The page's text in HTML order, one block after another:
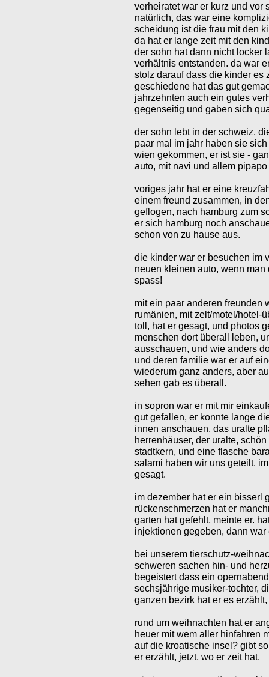
verheiratet war er kurz und vor
natürlich, das war eine
scheidung ist die frau mit den
da hat er lange zeit mit den
der sohn hat dann nicht locker
verhältnis entstanden. da war
stolz darauf dass die kinder es
geschiedene hat das gut
jahrzehnten auch ein gutes
gegenseitig und gaben sich
der sohn lebt in der schweiz,
paar mal im jahr haben sie
wien gekommen, er ist sie -
auto, mit navi und allem
voriges jahr hat er eine
einem freund zusammen, in
geflogen, nach hamburg zum
er sich hamburg noch
schon von zu hause aus.
die kinder war er besuchen im
neuen kleinen auto, wenn
spass!
mit ein paar anderen freunden
rumänien, mit zelt/motel/hotel-
toll, hat er gesagt, und photos
menschen dort überall leben,
ausschauen, und wie anders
und deren familie war er auf
wiederum ganz anders, aber
sehen gab es überall.
in sopron war er mit mir
gut gefallen, er konnte lange
innen anschauen, das uralte
herrenhäuser, der uralte,
stadtkern, und eine flasche
salami haben wir uns geteilt.
gesagt.
im dezember hat er ein bisserl
rückenschmerzen hat er
garten hat gefehlt, meinte er.
injektionen gegeben, dann war
bei unserem tierschutz-
schweren sachen hin- und
begeistert dass ein
sechsjährige musiker-tochter,
ganzen bezirk hat er es
rund um weihnachten hat er
heuer mit wem aller hinfahren
auf die kroatische insel? gibt
er erzählt, jetzt, wo er zeit hat.